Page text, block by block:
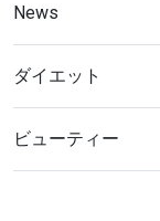
News
ダイエット
ビューティー